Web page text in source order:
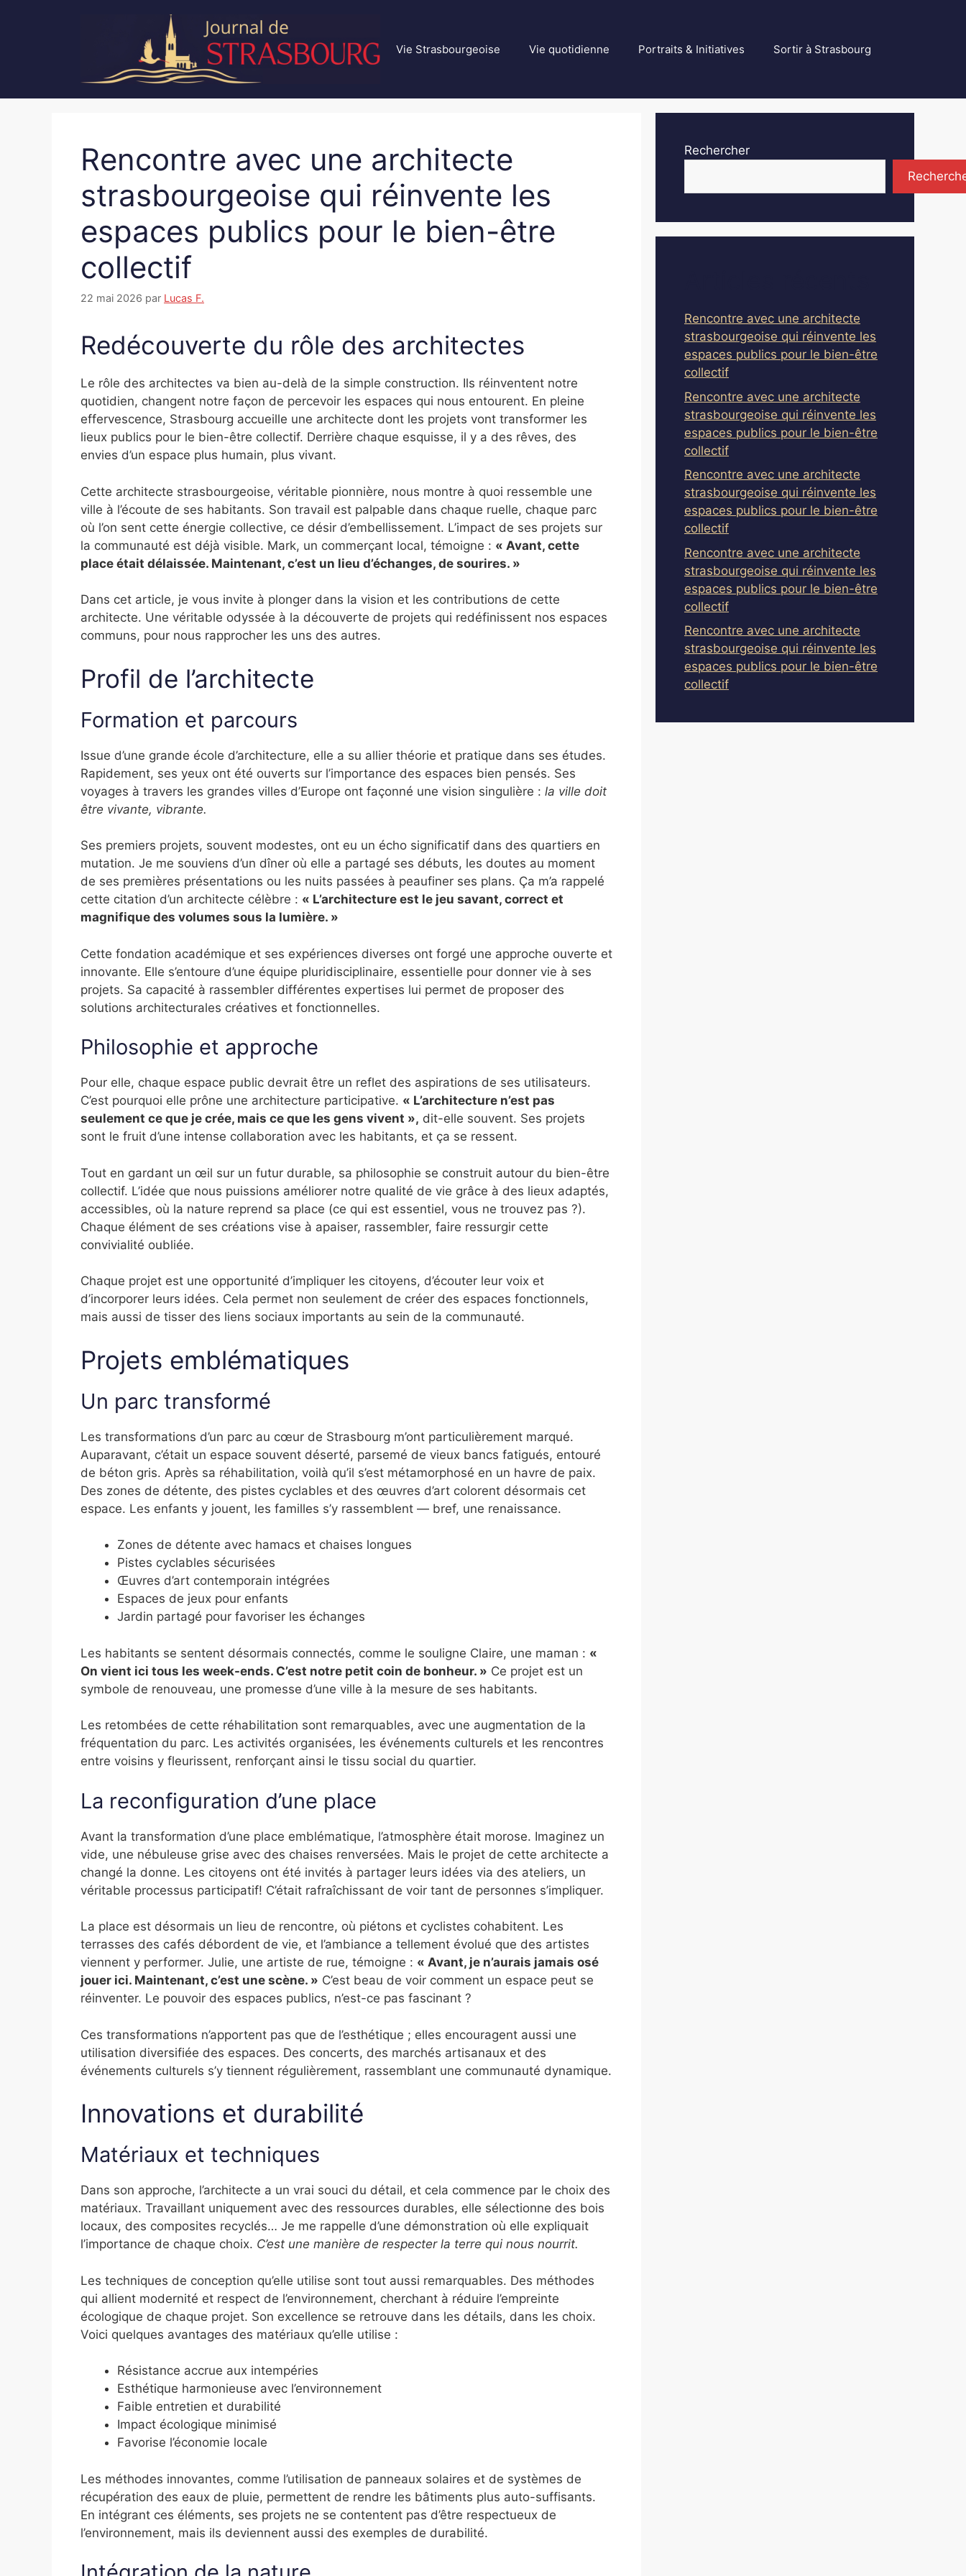
Vie Strasbourgeoise Vie quotidienne Portraits & Initiatives Sortir à Strasbourg
Rencontre avec une architecte
strasbourgeoise qui réinvente les
espaces publics pour le bien-être
collectif
22 mai 2026 par Lucas F.
Redécouverte du rôle des architectes
Le rôle des architectes va bien au-delà de la simple construction. Ils réinventent notre
quotidien, changent notre façon de percevoir les espaces qui nous entourent. En pleine
effervescence, Strasbourg accueille une architecte dont les projets vont transformer les
lieux publics pour le bien-être collectif. Derrière chaque esquisse, il y a des rêves, des
envies d’un espace plus humain, plus vivant.
Cette architecte strasbourgeoise, véritable pionnière, nous montre à quoi ressemble une
ville à l’écoute de ses habitants. Son travail est palpable dans chaque ruelle, chaque parc
où l’on sent cette énergie collective, ce désir d’embellissement. L’impact de ses projets sur
la communauté est déjà visible. Mark, un commerçant local, témoigne : « Avant, cette
place était délaissée. Maintenant, c’est un lieu d’échanges, de sourires. »
Dans cet article, je vous invite à plonger dans la vision et les contributions de cette
architecte. Une véritable odyssée à la découverte de projets qui redéfinissent nos espaces
communs, pour nous rapprocher les uns des autres.
Profil de l’architecte
Formation et parcours
Issue d’une grande école d’architecture, elle a su allier théorie et pratique dans ses études.
Rapidement, ses yeux ont été ouverts sur l’importance des espaces bien pensés. Ses
voyages à travers les grandes villes d’Europe ont façonné une vision singulière : la ville doit
être vivante, vibrante.
Ses premiers projets, souvent modestes, ont eu un écho significatif dans des quartiers en
mutation. Je me souviens d’un dîner où elle a partagé ses débuts, les doutes au moment
de ses premières présentations ou les nuits passées à peaufiner ses plans. Ça m’a rappelé
cette citation d’un architecte célèbre : « L’architecture est le jeu savant, correct et
magnifique des volumes sous la lumière. »
Cette fondation académique et ses expériences diverses ont forgé une approche ouverte et
innovante. Elle s’entoure d’une équipe pluridisciplinaire, essentielle pour donner vie à ses
projets. Sa capacité à rassembler différentes expertises lui permet de proposer des
solutions architecturales créatives et fonctionnelles.
Philosophie et approche
Pour elle, chaque espace public devrait être un reflet des aspirations de ses utilisateurs.
C’est pourquoi elle prône une architecture participative. « L’architecture n’est pas
seulement ce que je crée, mais ce que les gens vivent », dit-elle souvent. Ses projets
sont le fruit d’une intense collaboration avec les habitants, et ça se ressent.
Tout en gardant un œil sur un futur durable, sa philosophie se construit autour du bien-être
collectif. L’idée que nous puissions améliorer notre qualité de vie grâce à des lieux adaptés,
accessibles, où la nature reprend sa place (ce qui est essentiel, vous ne trouvez pas ?).
Chaque élément de ses créations vise à apaiser, rassembler, faire ressurgir cette
convivialité oubliée.
Chaque projet est une opportunité d’impliquer les citoyens, d’écouter leur voix et
d’incorporer leurs idées. Cela permet non seulement de créer des espaces fonctionnels,
mais aussi de tisser des liens sociaux importants au sein de la communauté.
Projets emblématiques
Un parc transformé
Les transformations d’un parc au cœur de Strasbourg m’ont particulièrement marqué.
Auparavant, c’était un espace souvent déserté, parsemé de vieux bancs fatigués, entouré
de béton gris. Après sa réhabilitation, voilà qu’il s’est métamorphosé en un havre de paix.
Des zones de détente, des pistes cyclables et des œuvres d’art colorent désormais cet
espace. Les enfants y jouent, les familles s’y rassemblent — bref, une renaissance.
Zones de détente avec hamacs et chaises longues
Pistes cyclables sécurisées
Œuvres d’art contemporain intégrées
Espaces de jeux pour enfants
Jardin partagé pour favoriser les échanges
Les habitants se sentent désormais connectés, comme le souligne Claire, une maman : «
On vient ici tous les week-ends. C’est notre petit coin de bonheur. » Ce projet est un
symbole de renouveau, une promesse d’une ville à la mesure de ses habitants.
Les retombées de cette réhabilitation sont remarquables, avec une augmentation de la
fréquentation du parc. Les activités organisées, les événements culturels et les rencontres
entre voisins y fleurissent, renforçant ainsi le tissu social du quartier.
La reconfiguration d’une place
Avant la transformation d’une place emblématique, l’atmosphère était morose. Imaginez un
vide, une nébuleuse grise avec des chaises renversées. Mais le projet de cette architecte a
changé la donne. Les citoyens ont été invités à partager leurs idées via des ateliers, un
véritable processus participatif! C’était rafraîchissant de voir tant de personnes s’impliquer.
La place est désormais un lieu de rencontre, où piétons et cyclistes cohabitent. Les
terrasses des cafés débordent de vie, et l’ambiance a tellement évolué que des artistes
viennent y performer. Julie, une artiste de rue, témoigne : « Avant, je n’aurais jamais osé
jouer ici. Maintenant, c’est une scène. » C’est beau de voir comment un espace peut se
réinventer. Le pouvoir des espaces publics, n’est-ce pas fascinant ?
Ces transformations n’apportent pas que de l’esthétique ; elles encouragent aussi une
utilisation diversifiée des espaces. Des concerts, des marchés artisanaux et des
événements culturels s’y tiennent régulièrement, rassemblant une communauté dynamique.
Innovations et durabilité
Matériaux et techniques
Dans son approche, l’architecte a un vrai souci du détail, et cela commence par le choix des
matériaux. Travaillant uniquement avec des ressources durables, elle sélectionne des bois
locaux, des composites recyclés… Je me rappelle d’une démonstration où elle expliquait
l’importance de chaque choix. C’est une manière de respecter la terre qui nous nourrit.
Les techniques de conception qu’elle utilise sont tout aussi remarquables. Des méthodes
qui allient modernité et respect de l’environnement, cherchant à réduire l’empreinte
écologique de chaque projet. Son excellence se retrouve dans les détails, dans les choix.
Voici quelques avantages des matériaux qu’elle utilise :
Résistance accrue aux intempéries
Esthétique harmonieuse avec l’environnement
Faible entretien et durabilité
Impact écologique minimisé
Favorise l’économie locale
Les méthodes innovantes, comme l’utilisation de panneaux solaires et de systèmes de
récupération des eaux de pluie, permettent de rendre les bâtiments plus auto-suffisants.
En intégrant ces éléments, ses projets ne se contentent pas d’être respectueux de
l’environnement, mais ils deviennent aussi des exemples de durabilité.
Rechercher
Rencontre avec une architecte
strasbourgeoise qui réinvente les
espaces publics pour le bien-être
collectif
Rencontre avec une architecte
strasbourgeoise qui réinvente les
espaces publics pour le bien-être
collectif
Rencontre avec une architecte
strasbourgeoise qui réinvente les
espaces publics pour le bien-être
collectif
Rencontre avec une architecte
strasbourgeoise qui réinvente les
espaces publics pour le bien-être
collectif
Rencontre avec une architecte
strasbourgeoise qui réinvente les
espaces publics pour le bien-être
collectif